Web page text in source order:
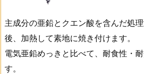
主成分の亜鉛とクエン酸を含んだ処
後、加熱して素地に焼き付けます。
電気亜鉛めっきと比べて、耐食性・
す。